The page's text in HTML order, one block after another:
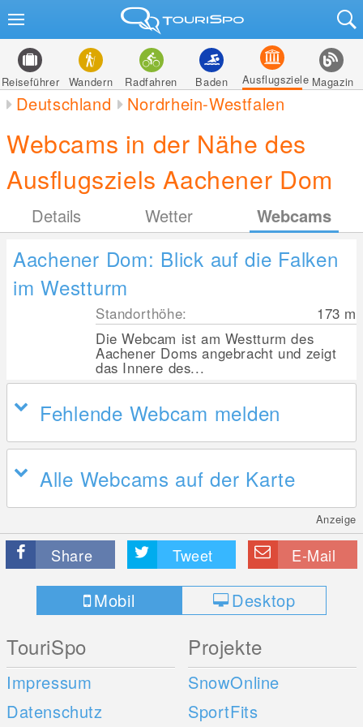
Reiseführer Wandern Radfahren Baden Ausflugsziele Magazin
Deutschland Nordrhein-Westfalen
Webcams in der Nähe des
Ausflugsziels Aachener Dom
Details Wetter Webcams
Aachener Dom: Blick auf die Falken
im Westturm
Standorthöhe: 173 m
Die Webcam ist am Westturm des
Aachener Doms angebracht und zeigt
das Innere des...
Fehlende Webcam melden
Alle Webcams auf der Karte
Anzeige
Share Tweet E-Mail
Mobil Desktop
TouriSpo
Impressum
Datenschutz
Projekte
SnowOnline
SportFits